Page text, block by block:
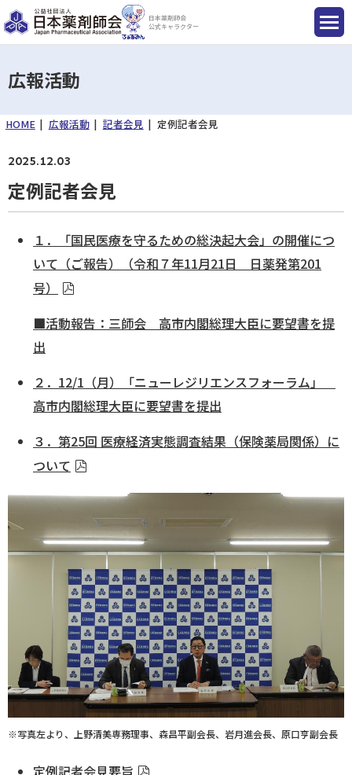
日本薬剤師会
公式キャラクター
国民のみなさまへ
薬剤師を目指す方へ
ログイン
広報活動
HOME 広報活動 記者会見 定例記者会見
2025.12.03
定例記者会見
１．「国民医療を守るための総決起大会」の開催につ
いて（ご報告）（令和７年11月21日 日薬発第201
号）
■活動報告：三師会 高市内閣総理大臣に要望書を提
出
２．12/1（月）「ニューレジリエンスフォーラム」
高市内閣総理大臣に要望書を提出
３．第25回 医療経済実態調査結果（保険薬局関係）に
ついて
※写真左より、上野清美専務理事、森昌平副会長、岩月進会長、原口亨副会長
定例記者会見要旨